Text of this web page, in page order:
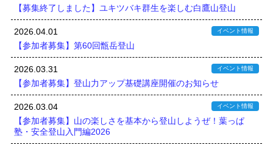
【募集終了しました】ユキツバキ群生を楽しむ白鷹山登山
2026.04.01 イベント情報
【参加者募集】第60回甑岳登山
2026.03.31 イベント情報
【参加者募集】登山力アップ基礎講座開催のお知らせ
2026.03.04 イベント情報
【参加者募集】山の楽しさを基本から登山しようぜ！葉っぱ
塾・安全登山入門編2026